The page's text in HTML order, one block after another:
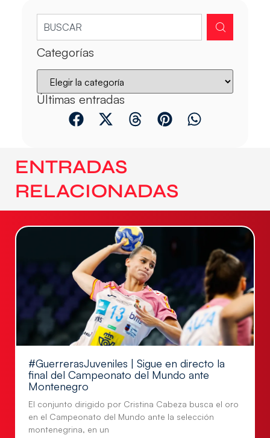
Categorías
Últimas entradas
ENTRADAS
RELACIONADAS
#GuerrerasJuveniles | Sigue en directo la
final del Campeonato del Mundo ante
Montenegro
El conjunto dirigido por Cristina Cabeza busca el oro
en el Campeonato del Mundo ante la selección
montenegrina, en un